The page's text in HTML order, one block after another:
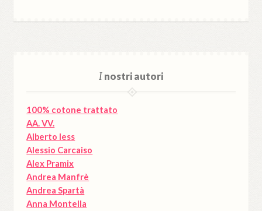
Inostri autori
100% cotone trattato
AA. VV.
Alberto Iess
Alessio Carcaiso
Alex Pramix
Andrea Manfrè
Andrea Spartà
Anna Montella